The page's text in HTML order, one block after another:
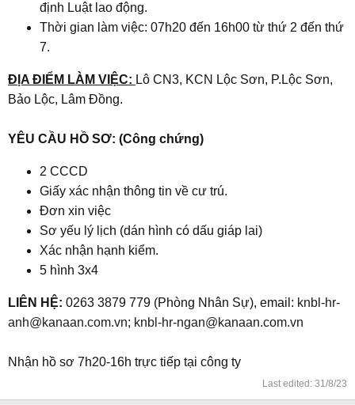
định Luật lao động.
Thời gian làm việc: 07h20 đến 16h00 từ thứ 2 đến thứ
7.
ĐỊA ĐIỂM LÀM VIỆC: Lô CN3, KCN Lộc Sơn, P.Lộc Sơn,
Bảo Lộc, Lâm Đồng.
YÊU CẦU HỒ SƠ: (Công chứng)
2 CCCD
Giấy xác nhận thông tin về cư trú.
Đơn xin việc
Sơ yếu lý lịch (dán hình có dấu giáp lai)
Xác nhận hạnh kiểm.
5 hình 3x4
LIÊN HỆ: 0263 3879 779 (Phòng Nhân Sự), email: knbl-hr-
anh@kanaan.com.vn; knbl-hr-ngan@kanaan.com.vn
Nhận hồ sơ 7h20-16h trực tiếp tại công ty
Last edited: 31/8/23